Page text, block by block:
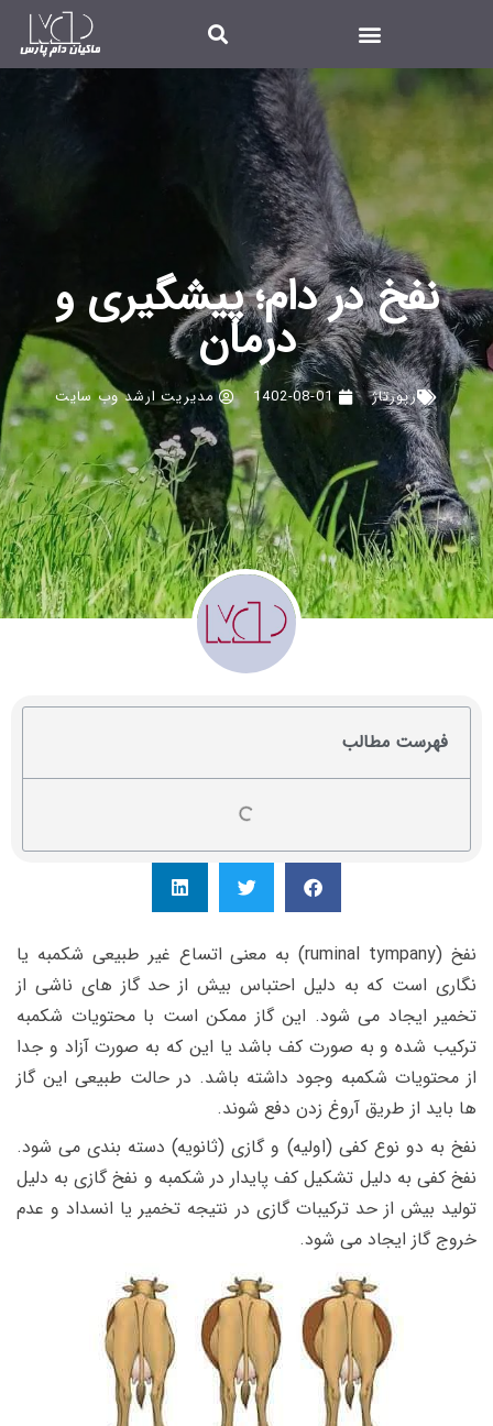
نفخ در دام؛ پیشگیری و
درمان
رپورتاژ 1402-08-01 مدیریت ارشد وب سایت
فهرست مطالب
نفخ (ruminal tympany) به معنی اتساع غیر طبیعی شکمبه یا
نگاری است که به دلیل احتباس بیش از حد گاز های ناشی از
تخمیر ایجاد می شود. این گاز ممکن است با محتویات شکمبه
ترکیب شده و به صورت کف باشد یا این که به صورت آزاد و جدا
از محتویات شکمبه وجود داشته باشد. در حالت طبیعی این گاز
ها باید از طریق آروغ زدن دفع شوند.
نفخ به دو نوع کفی (اولیه) و گازی (ثانویه) دسته بندی می شود.
نفخ کفی به دلیل تشکیل کف پایدار در شکمبه و نفخ گازی به دلیل
تولید بیش از حد ترکیبات گازی در نتیجه تخمیر یا انسداد و عدم
خروج گاز ایجاد می شود.